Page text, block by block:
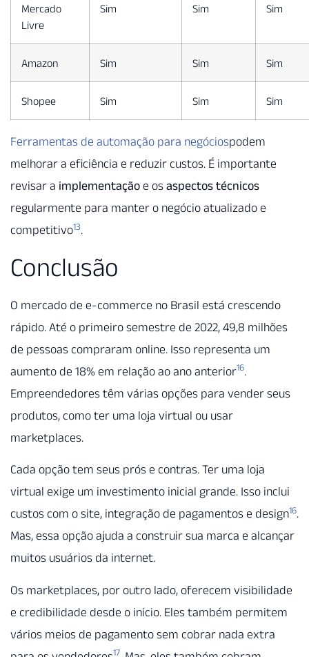
Mercado
Livre
Sim Sim Sim
Amazon Sim Sim Sim
Shopee Sim Sim Sim
Ferramentas de automação para negóciospodem
melhorar a eficiência e reduzir custos. É importante
revisar a implementação e os aspectos técnicos
regularmente para manter o negócio atualizado e
competitivo13.
Conclusão
O mercado de e-commerce no Brasil está crescendo
rápido. Até o primeiro semestre de 2022, 49,8 milhões
de pessoas compraram online. Isso representa um
aumento de 18% em relação ao ano anterior16.
Empreendedores têm várias opções para vender seus
produtos, como ter uma loja virtual ou usar
marketplaces.
Cada opção tem seus prós e contras. Ter uma loja
virtual exige um investimento inicial grande. Isso inclui
custos com o site, integração de pagamentos e design16.
Mas, essa opção ajuda a construir sua marca e alcançar
muitos usuários da internet.
Os marketplaces, por outro lado, oferecem visibilidade
e credibilidade desde o início. Eles também permitem
vários meios de pagamento sem cobrar nada extra
17